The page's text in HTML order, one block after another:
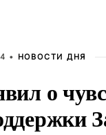
• НОВОСТИ ДНЯ
о